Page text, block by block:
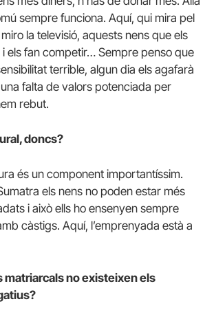
sempre funciona. Aquí, qui mira pel
la televisió, aquests nens que els
i els fan competir… Sempre penso que
terrible, algun dia els agafarà
una falta de valors potenciada per
rebut.
doncs?
és un component importantíssim.
els nens no poden estar més
i això ells ho ensenyen sempre
càstigs. Aquí, l’emprenyada està a
matriarcals no existeixen els